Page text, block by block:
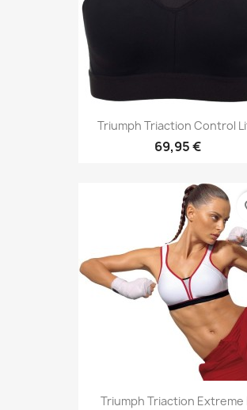
Triumph Triaction Control
69,95 €
Triumph Triaction Extreme